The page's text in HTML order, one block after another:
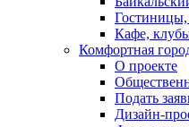
Гостиницы,
Кафе,
Комфортная
О проекте
Подать
Дизайн-